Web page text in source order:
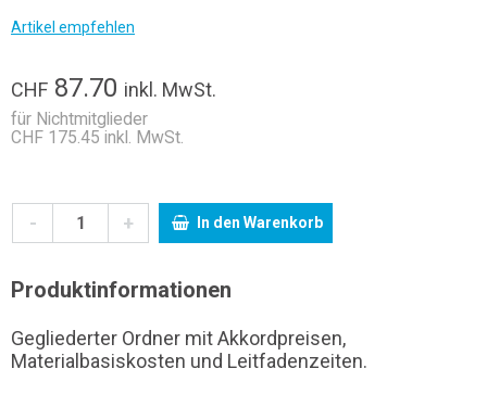
Artikel empfehlen
CHF 87.70 inkl. MwSt.
für Nichtmitglieder
CHF 175.45 inkl. MwSt.
- + In den Warenkorb
Produktinformationen
Gegliederter Ordner mit Akkordpreisen,
Materialbasiskosten und Leitfadenzeiten.